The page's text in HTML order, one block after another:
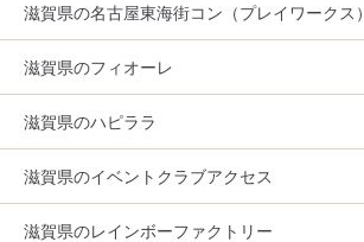
滋賀県の名古屋東海街コン（プレイワークス）
滋賀県のフィオーレ
滋賀県のハピララ
滋賀県のイベントクラブアクセス
滋賀県のレインボーファクトリー